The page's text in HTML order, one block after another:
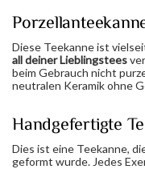
Diese Teekanne ist
all deiner Lieblingstees
beim Gebrauch nicht
neutralen Keramik ohne
Handgefertigte
Dies ist eine Teekanne,
geformt wurde. Jedes